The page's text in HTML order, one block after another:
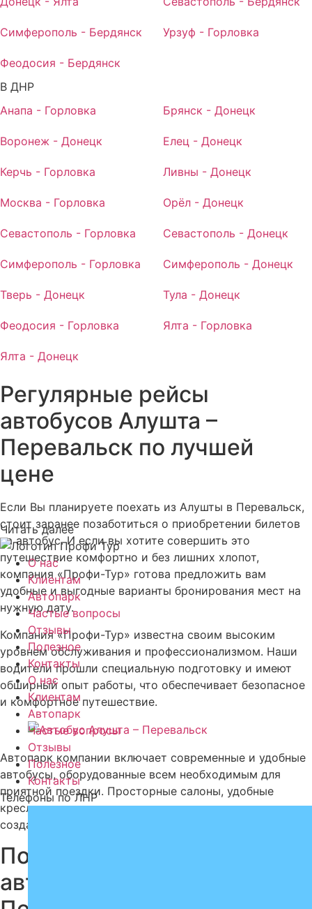
Симферополь - Бердянск Урзуф - Горловка
Феодосия - Бердянск
В ДНР
Анапа - Горловка
Брянск - Донецк
Воронеж - Донецк Елец - Донецк
Керчь - Горловка Ливны - Донецк
Москва - Горловка Орёл - Донецк
Севастополь - Горловка Севастополь - Донецк
Симферополь - Горловка Симферополь - Донецк
Тверь - Донецк Тула - Донецк
Феодосия - Горловка Ялта - Горловка
Ялта - Донецк
Регулярные рейсы
автобусов Алушта –
Перевальск по лучшей
цене
Если Вы планируете поехать из Алушты в Перевальск,
стоит заранее позаботиться о приобретении билетов
на автобус. И если вы хотите совершить это
путешествие комфортно и без лишних хлопот,
компания «Профи-Тур» готова предложить вам
удобные и выгодные варианты бронирования мест на
нужную дату.
Компания «Профи-Тур» известна своим высоким
уровнем обслуживания и профессионализмом. Наши
водители прошли специальную подготовку и имеют
обширный опыт работы, что обеспечивает безопасное
и комфортное путешествие.
Автопарк компании включает современные и удобные
автобусы, оборудованные всем необходимым для
приятной поездки. Просторные салоны, удобные
кресла и система кондиционирования воздуха
создают комфортную атмосферу во время пути.
Почему стоит поехать
автобусом из Алушты в
Читать далее
О нас
Клиентам
Автопарк
Частые вопросы
Отзывы
Полезное
Контакты
О нас
Клиентам
Автопарк
Частые вопросы
Отзывы
Полезное
Контакты
Телефоны по ЛНР